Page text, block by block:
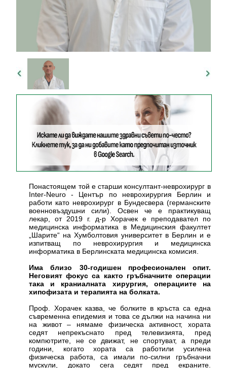
Понастоящем той е старши консултант-неврохирург в
Inter-Neuro - Център по неврохирургия Берлин и
работи като неврохирург в Бундесвера (германските
военновъздушни сили). Освен че е практикуващ
лекар, от 2019 г. д-р Хорачек е преподавател по
медицинска информатика в Медицинския факултет
„Шарите“ на Хумболтовия университет в Берлин и е
изпитващ по неврохирургия и медицинска
информатика в Берлинската медицинска комисия.
Има близо 30-годишен професионален опит.
Неговият фокус са както гръбначните операции
така и краниалната хирургия, операциите на
хипофизата и терапията на болката.
Проф. Хорачек казва, че болките в кръста са една
съвременна епидемия и това се дължи на начина ни
на живот – нямаме физическа активност, хората
седят непрекъснато пред телевизията, пред
компютрите, не се движат, не спортуват, а преди
години, когато хората са работили усилена
физическа работа, са имали по-силни гръбначни
мускули, докато сега седят пред екраните.